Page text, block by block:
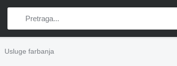
Usluge farbanja